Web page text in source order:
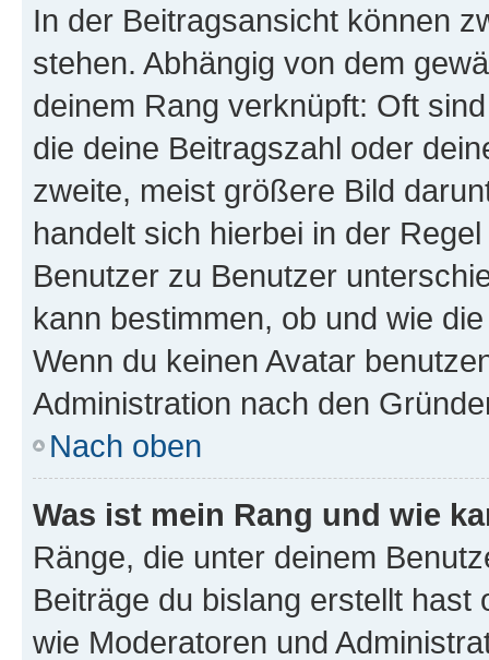
In der Beitragsansicht können
stehen. Abhängig von dem
deinem Rang verknüpft: Oft
die deine Beitragszahl oder
zweite, meist größere Bild
handelt sich hierbei in der
Benutzer zu Benutzer
kann bestimmen, ob und wie
Wenn du keinen Avatar
Administration nach den
Nach oben
Was ist mein Rang und wie
Ränge, die unter deinem
Beiträge du bislang erstellt
wie Moderatoren und